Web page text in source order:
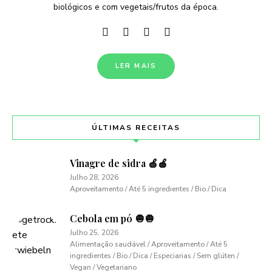
biológicos e com vegetais/frutos da época.
LER MAIS
ÚLTIMAS RECEITAS
Vinagre de sidra 🍏🍎
Julho 28, 2026
Aproveitamento / Até 5 ingredientes / Bio / Dica
Cebola em pó 🧅🧅
Julho 25, 2026
Alimentação saudável / Aproveitamento / Até 5
ingredientes / Bio / Dica / Especiarias / Sem glúten /
Vegan / Vegetariano